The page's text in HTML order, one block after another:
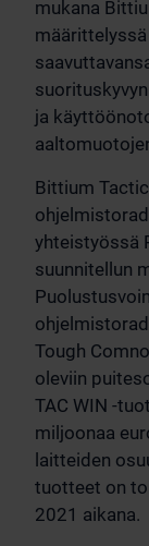
mukana
ja
Bittium
yhteistyössä
suunnitellun
Tough
oleviin
TAC WIN -
miljoonaa
laitteiden
tuotteet on
2021 aikana.